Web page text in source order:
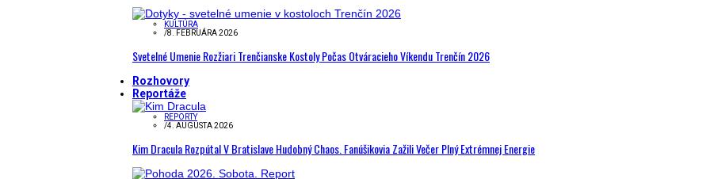
KULTÚRA
/8. FEBRUÁRA 2026
Svetelné Umenie Rozžiari Trenčianske Kostoly Počas Otváracieho Víkendu Trenčín 2026
Rozhovory
Reportáže
REPORTY
/4. AUGUSTA 2026
Kim Dracula Rozpútal V Bratislave Hudobný Chaos. Fanúšikovia Zažili Večer Plný Extrémnej Energie